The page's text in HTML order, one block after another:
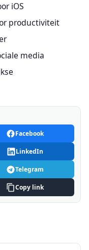
iOS
productiviteit
media
Facebook
LinkedIn
Telegram
Copy link